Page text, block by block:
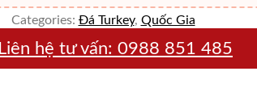
Categories: Đá Turkey, Quốc Gia
Liên hệ tư vấn: 0988 851 485